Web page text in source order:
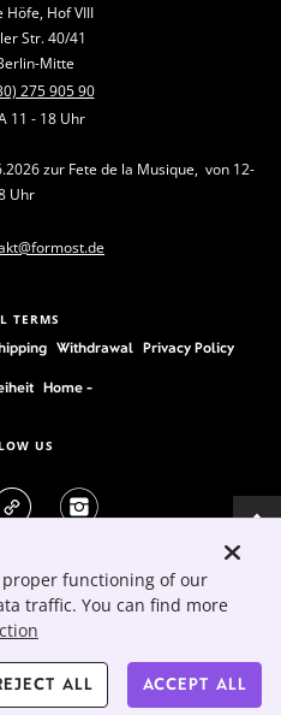
Höfe, Hof VIII
Str. 40/41
Mitte
275 905 90
11 - 18 Uhr
zur Fete de la Musique, von 12-
Uhr
TERMS
Withdrawal Privacy Policy
Home -
US
proper functioning of our
traffic. You can find more
ALL ACCEPT ALL